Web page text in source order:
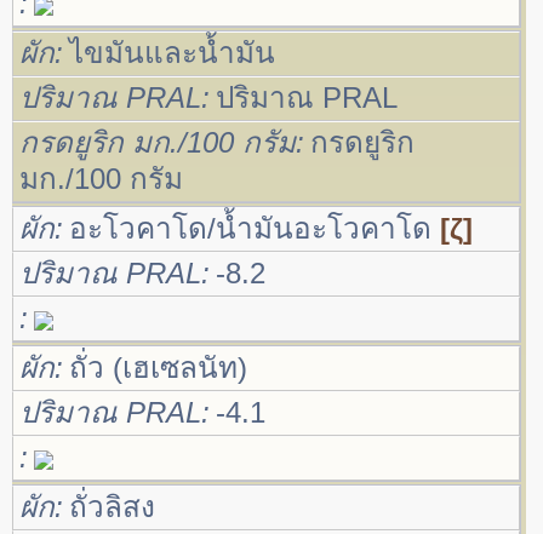
ผัก ไขมันและน้ำมัน
ปริมาณ PRAL ปริมาณ PRAL
กรดยูริก มก./100 กรัม กรดยูริก
มก./100 กรัม
ผัก อะโวคาโด/น้ำมันอะโวคาโด [ζ]
ปริมาณ PRAL -8.2
ผัก ถั่ว (เฮเซลนัท)
ปริมาณ PRAL -4.1
ผัก ถั่วลิสง